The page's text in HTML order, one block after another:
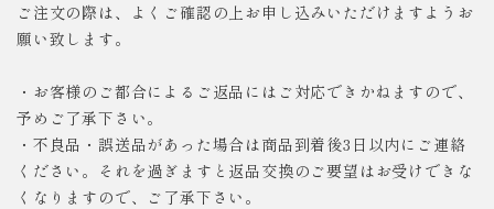
ご注文の際は、よくご確認の上お申し込みいただけますようお
願い致します。
・お客様のご都合によるご返品にはご対応できかねますので、
予めご了承下さい。
・不良品・誤送品があった場合は商品到着後3日以内にご連絡
ください。それを過ぎますと返品交換のご要望はお受けできな
くなりますので、ご了承下さい。